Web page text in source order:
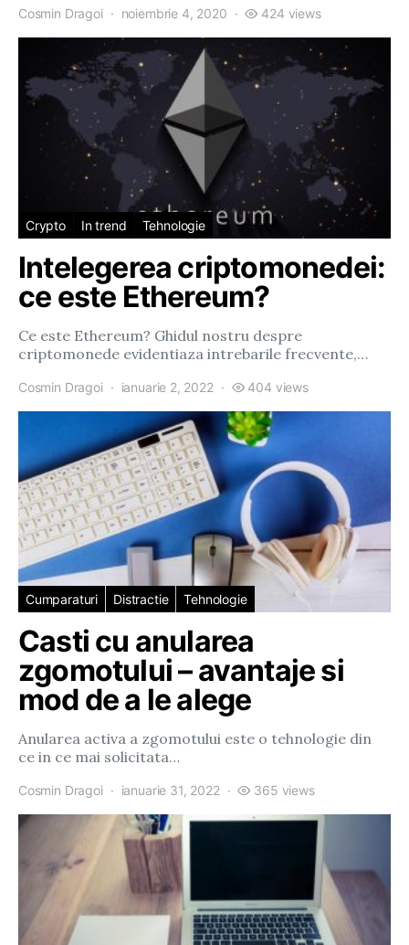
Cosmin Dragoi noiembrie 4, 2020 424 views
Crypto In trend Tehnologie
Intelegerea criptomonedei:
ce este Ethereum?
Ce este Ethereum? Ghidul nostru despre
criptomonede evidentiaza intrebarile frecvente,…
Cosmin Dragoi ianuarie 2, 2022 404 views
Cumparaturi Distractie Tehnologie
Casti cu anularea
zgomotului – avantaje si
mod de a le alege
Anularea activa a zgomotului este o tehnologie din
ce in ce mai solicitata…
Cosmin Dragoi ianuarie 31, 2022 365 views